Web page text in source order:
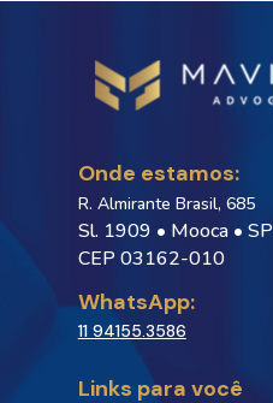
Onde estamos:
R. Almirante Brasil, 685
Sl. 1909 • Mooca • SP
CEP 03162-010
WhatsApp:
11 94155.3586
Links para você